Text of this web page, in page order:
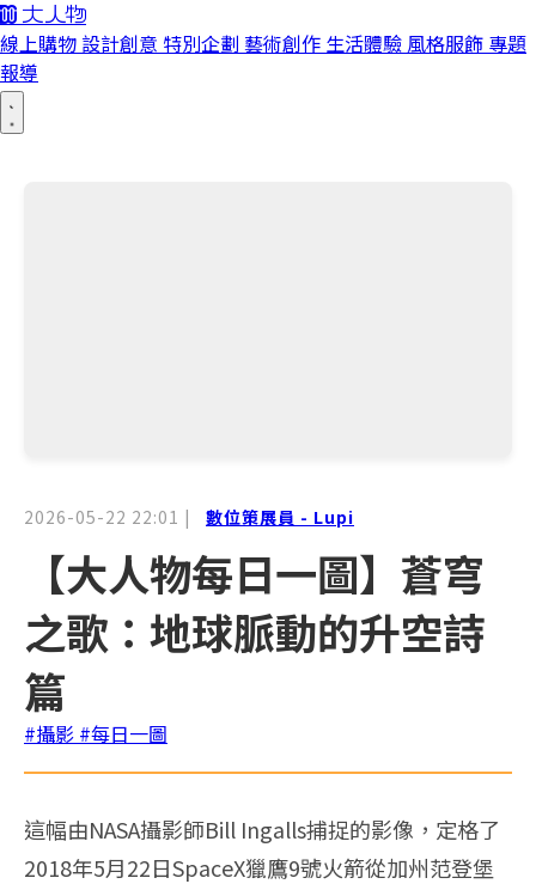
線上購物 設計創意 特別企劃 藝術創作 生活體驗 風格服飾 專題
報導
2026-05-22 22:01 | 數位策展員 - Lupi
【大人物每日一圖】蒼穹
之歌：地球脈動的升空詩
篇
#攝影 #每日一圖
這幅由NASA攝影師Bill Ingalls捕捉的影像，定格了
2018年5月22日SpaceX獵鷹9號火箭從加州范登堡